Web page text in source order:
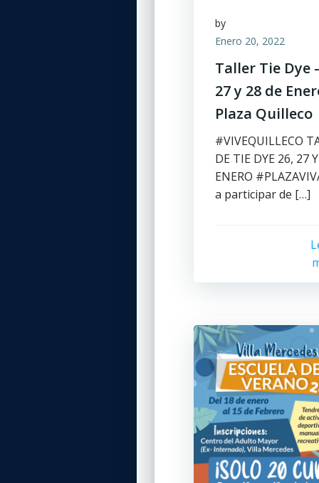
by
Enero 20, 2022
Taller Tie Dye
27 y 28 de
Plaza Quilleco
#VIVEQUILLECO
DE TIE DYE 26, 27
ENERO
a participar de […]